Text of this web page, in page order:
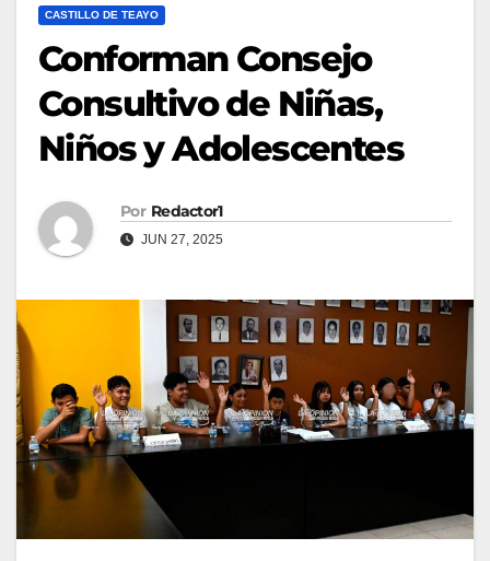
CASTILLO DE TEAYO
Conforman Consejo
Consultivo de Niñas,
Niños y Adolescentes
Por Redactor1
JUN 27, 2025